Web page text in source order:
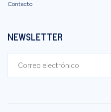
Contacto
NEWSLETTER